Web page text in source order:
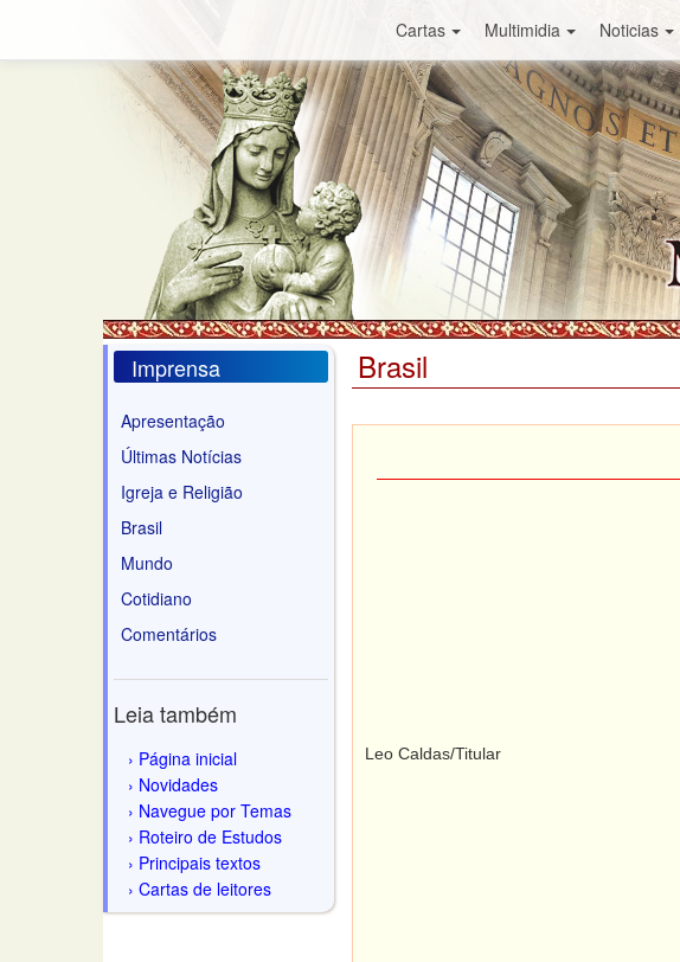
Cartas Multimidia Noticias
Imprensa
Apresentação
Últimas Notícias
Igreja e Religião
Brasil
Mundo
Cotidiano
Comentários
Leia também
Página inicial
Novidades
Navegue por Temas
Roteiro de Estudos
Principais textos
Cartas de leitores
Brasil
Leo Caldas/Titular